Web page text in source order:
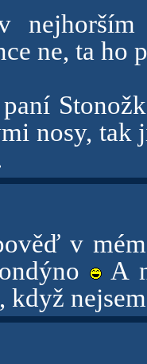
ne, ta ho
nosy, tak
v
A
když